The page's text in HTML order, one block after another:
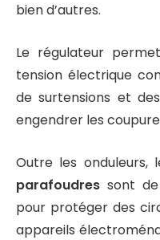
bien d’autres.
Le régulateur
tension électrique
de surtensions et
engendrer les
Outre les onduleurs,
parafoudres sont
pour protéger des
appareils